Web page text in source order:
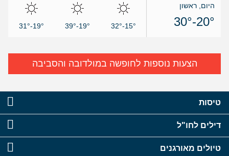
היום, ראשון
20°-30°
15°-32°
19°-39°
19°-31°
הצעות נוספות לחופשה במולדובה והסביבה
טיסות
דילים לחו"ל
טיולים מאורגנים